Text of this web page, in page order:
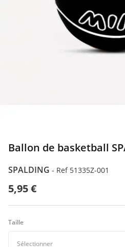
Ballon de basketball
SPALDING - Ref 51335Z-001
5,95 €
Taille